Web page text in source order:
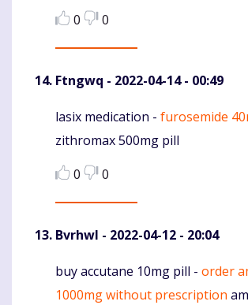
0 0
Ftngwq - 2022-04-14 - 00:49
Komentaras
lasix medication - furosemide
zithromax 500mg pill
0
0
Bvrhwl - 2022-04-12 - 20:04
Komentaras
buy accutane 10mg pill - order
1000mg without prescription